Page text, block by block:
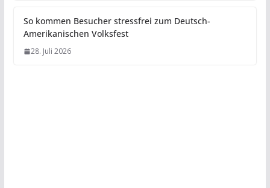
So kommen Besucher stressfrei zum Deutsch-
Amerikanischen Volksfest
28. Juli 2026